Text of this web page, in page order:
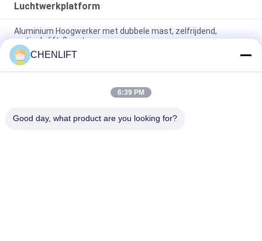
Luchtwerkplatform
Aluminium Hoogwerker met dubbele mast, zelfrijdend,
verticale lift, 9 meter
10 meter hoog luchtwerkplatform met dubbele masten
Hydraulische verticale lifttafel
Aluminium Type Hoogwerker met Hefhoogte 14m
CHENLIFT
6:39 PM
Good day, what product are you looking for?